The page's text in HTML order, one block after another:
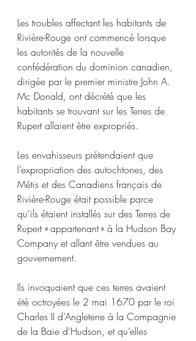
Les troubles affectant les habitants de
Rivière-Rouge ont commencé lorsque
les autorités de la nouvelle
confédération du dominion canadien,
dirigée par le premier ministre John A.
Mc Donald, ont décrété que les
habitants se trouvant sur les Terres de
Rupert allaient être expropriés.
Les envahisseurs prétendaient que
l’expropriation des autochtones, des
Métis et des Canadiens français de
Rivière-Rouge était possible parce
qu’ils étaient installés sur des Terres de
Rupert « appartenant » à la Hudson Bay
Company et allant être vendues au
gouvernement.
Ils invoquaient que ces terres avaient
été octroyées le 2 mai 1670 par le roi
Charles II d’Angleterre à la Compagnie
de la Baie d’Hudson, et qu’elles